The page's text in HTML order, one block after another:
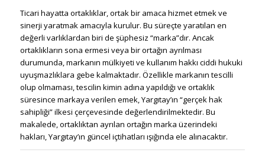
Ticari hayatta ortaklıklar, ortak bir amaca hizmet etmek ve
sinerji yaratmak amacıyla kurulur. Bu süreçte yaratılan en
değerli varlıklardan biri de şüphesiz “marka”dır. Ancak
ortaklıkların sona ermesi veya bir ortağın ayrılması
durumunda, markanın mülkiyeti ve kullanım hakkı ciddi hukuki
uyuşmazlıklara gebe kalmaktadır. Özellikle markanın tescilli
olup olmaması, tescilin kimin adına yapıldığı ve ortaklık
süresince markaya verilen emek, Yargıtay’ın “gerçek hak
sahipliği” ilkesi çerçevesinde değerlendirilmektedir. Bu
makalede, ortaklıktan ayrılan ortağın marka üzerindeki
hakları, Yargıtay’ın güncel içtihatları ışığında ele alınacaktır.